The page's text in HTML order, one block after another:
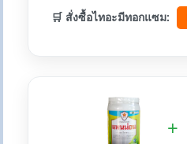
🛒 สั่งซื้อไทอะมีทอกแซม:
+